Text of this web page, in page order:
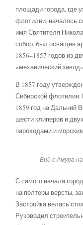
площади города, где
флотилии, началось
имя Святителя
собор, был освящен
1856–1857 годов из
«механический
В 1857 году
Сибирской флотилии.
1859 год на Дальний
шести клиперов и
пароходами и
Вид с Амура
С самого начала
на полторы версты,
Застройка велась
Руководил